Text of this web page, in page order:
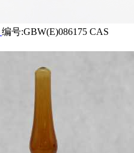
编号:GBW(E)086175 CAS